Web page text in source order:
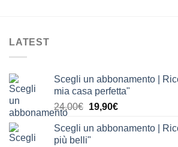
LATEST
Scegli un abbonamento |
mia casa perfetta"
24,00€ Il
originale
19,90€Il
attuale
Scegli un abbonamento |
più belli"